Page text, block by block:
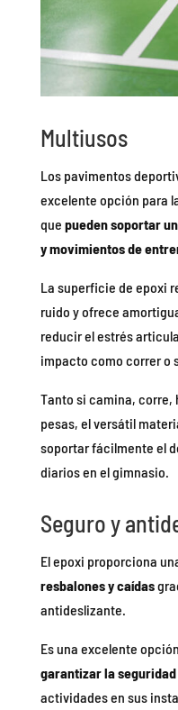
Multiusos
Los pavimentos
excelente opción para
que pueden soportar
y movimientos de
La superficie de epoxi
ruido y ofrece
reducir el estrés
impacto como correr o
Tanto si camina,
pesas, el versátil
soportar fácilmente el
diarios en el gimnasio.
Seguro y
El epoxi proporciona
resbalones y caídas
antideslizante.
Es una excelente
garantizar la seguridad
actividades en sus